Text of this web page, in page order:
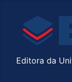
Editora da